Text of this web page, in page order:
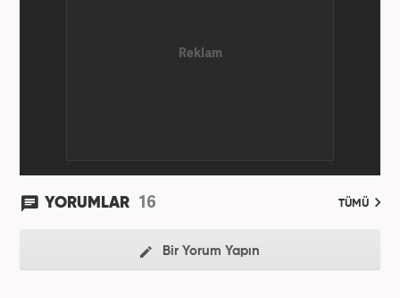
YORUMLAR 16 TÜMÜ
Bir Yorum Yapın